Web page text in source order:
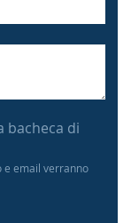
bacheca di
e email verranno